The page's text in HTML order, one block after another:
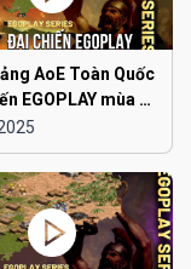
AoE Toàn Quốc
EGOPLAY mùa 2 |
Hà Nội vs Hải